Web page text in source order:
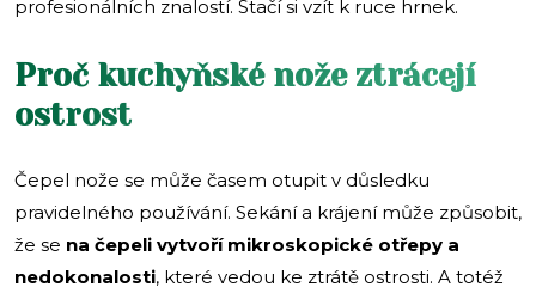
profesionálních znalostí. Stačí si vzít k ruce hrnek.
Proč kuchyňské nože ztrácejí
ostrost
Čepel nože se může časem otupit v důsledku
pravidelného používání. Sekání a krájení může způsobit,
že se na čepeli vytvoří mikroskopické otřepy a
nedokonalosti, které vedou ke ztrátě ostrosti. A totéž